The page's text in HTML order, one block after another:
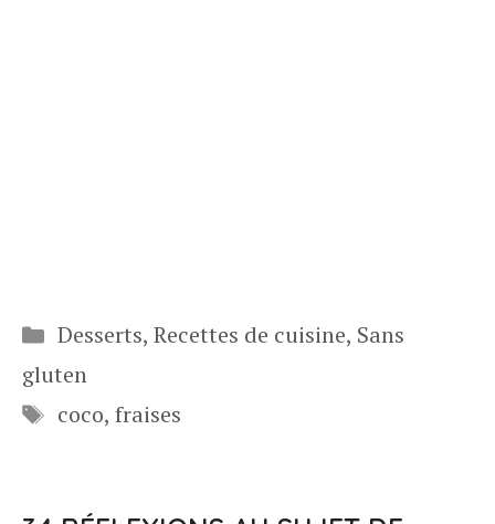
Catégories
Desserts, Recettes de cuisine, Sans
gluten
Étiquettes
coco, fraises